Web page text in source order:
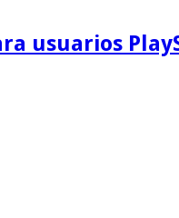
usuarios